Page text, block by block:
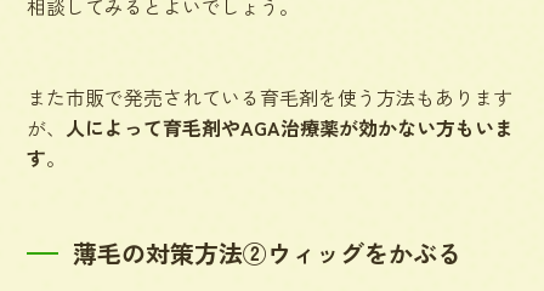
また市販で発売されている育毛剤を使う方法もあります
が、 人によって育毛剤やAGA治療薬が効かない方もいま
す。
薄毛の対策方法②ウィッグをかぶる